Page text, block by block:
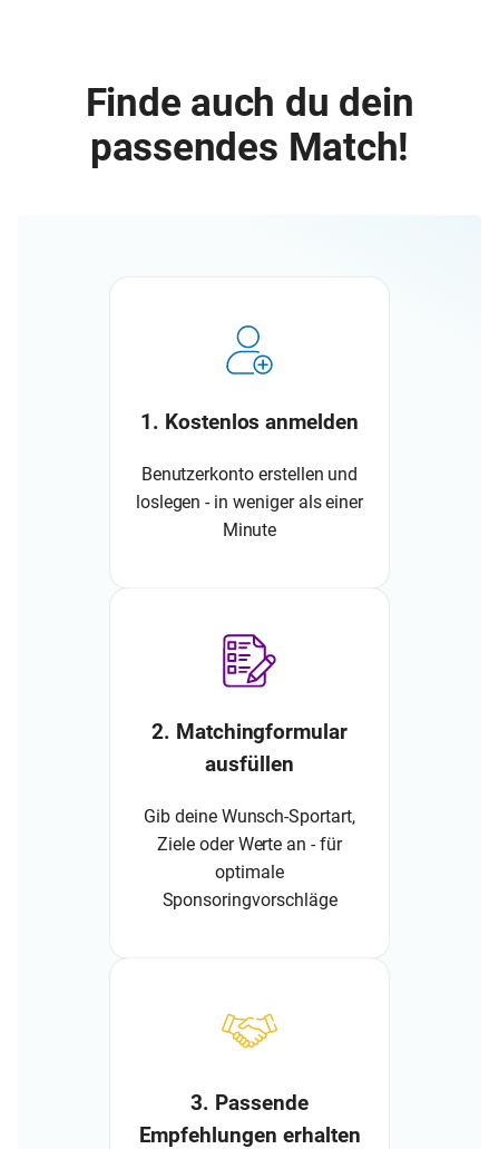
Finde auch du dein
passendes Match!
1. Kostenlos anmelden
Benutzerkonto erstellen und
loslegen - in weniger als einer
Minute
2. Matchingformular
ausfüllen
Gib deine Wunsch-Sportart,
Ziele oder Werte an - für
optimale
Sponsoringvorschläge
3. Passende
Empfehlungen erhalten